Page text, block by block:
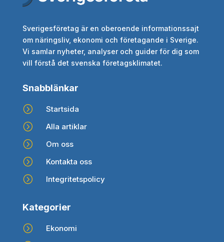
Sverigesföretag är en oberoende informationssajt
om näringsliv, ekonomi och företagande i Sverige.
Vi samlar nyheter, analyser och guider för dig som
vill förstå det svenska företagsklimatet.
Snabblänkar
= Startsida
= Alla artiklar
= Om oss
= Kontakta oss
= Integritetspolicy
Kategorier
= Ekonomi